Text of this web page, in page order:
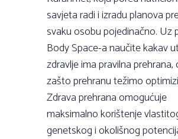
savjeta radi i izradu planova
svaku osobu pojedinačno. Uz
Body Space-a naučite kakav
zdravlje ima pravilna
zašto prehranu težimo
Zdrava prehrana omogućuje
maksimalno korištenje
genetskog i okolišnog